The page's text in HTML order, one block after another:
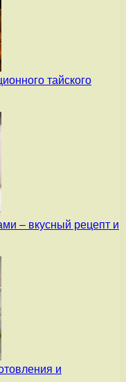
тайского
– вкусный рецепт и
и